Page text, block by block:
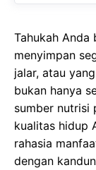
Tahukah Anda
menyimpan
jalar, atau
bukan hanya
sumber nutrisi
kualitas hidup
rahasia
dengan